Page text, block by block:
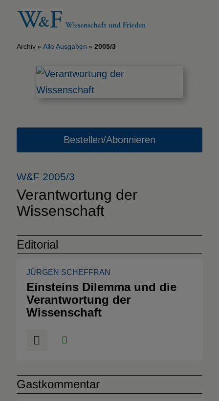
Archiv Alle Ausgaben 2005/3
Bestellen/Abonnieren
W&F 2005/3
Verantwortung der
Wissenschaft
Editorial
JÜRGEN SCHEFFRAN
Einsteins Dilemma und die
Verantwortung der
Wissenschaft
Gastkommentar